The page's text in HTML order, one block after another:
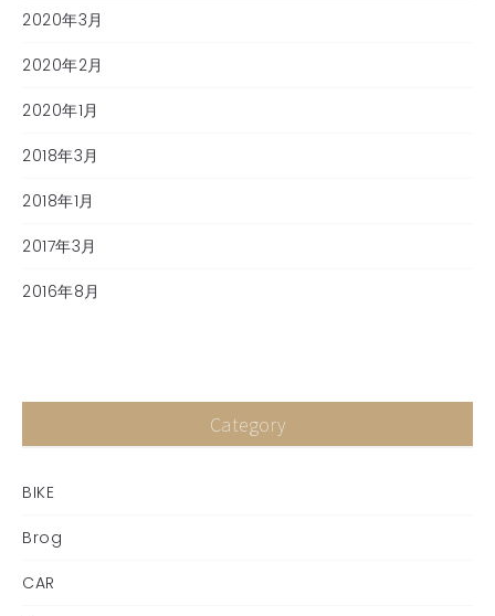
2020年3月
2020年2月
2020年1月
2018年3月
2018年1月
2017年3月
2016年8月
Category
BIKE
Brog
CAR